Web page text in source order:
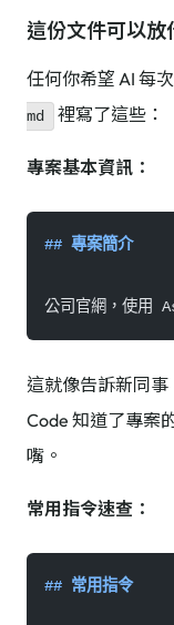
這份文件可以放
任何你希望 AI 每
md
裡寫了這些：
專案基本資訊：
## 專案簡介
公司官網，使用
這就像告訴新同
Code 知道了專案
嘴。
常用指令速查：
## 常用指令